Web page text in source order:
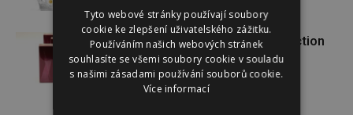
VÝHERCI: o krásnou vůni Attraction
Sensation od AVONu
Tyto webové stránky používají soubory
cookie ke zlepšení uživatelského zážitku.
Používáním našich webových stránek
souhlasíte se všemi soubory cookie v souladu
s našimi zásadami používání souborů cookie.
Více informací